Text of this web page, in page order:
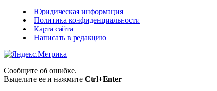
Юридическая информация
Политика конфиденциальности
Карта сайта
Написать в редакцию
Сообщите об ошибке.
Выделите ее и нажмите Ctrl+Enter